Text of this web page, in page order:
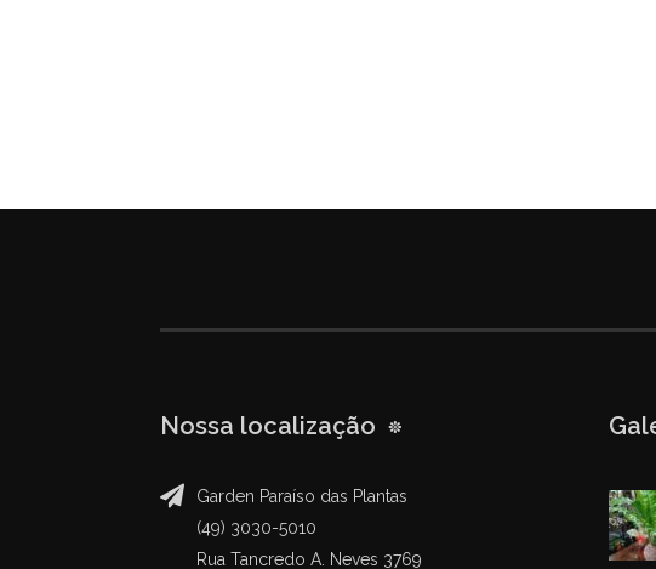
Nossa localização
Garden Paraíso das Plantas
(49) 3030-5010
Rua Tancredo A. Neves 3769